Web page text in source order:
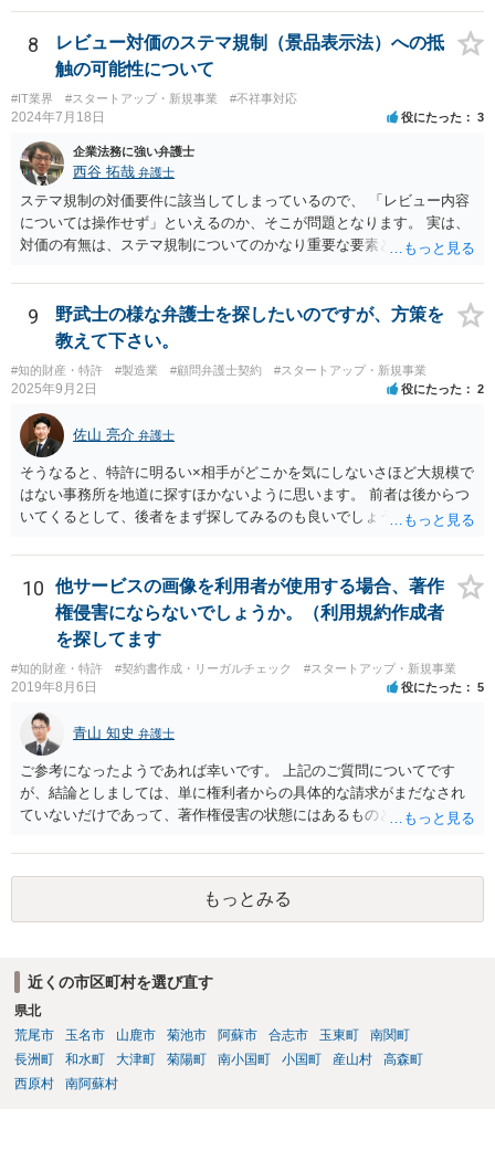
極的に課税方式を確認しなければならないという程度の注意義務は認
められにくいのではないかと思います。 もっとも、顧問契約締結当初
から本件法人設立の相談についても依頼しており委任事務に含まれて
いたと主張できる事情がある場合には、上記より幾分有利に進められ
るかと思います。 より詳細な検討は、個別に法律事務所に問い合わせ
て法律相談されるとよいでしょう。
前の商事消滅時効、不法行為消滅時効）にかかっている可能性が高い
です。 ②相手方の報告要求については、法的には従う義務はないでし
ょう。 ③すでに対応は完了しており、もし相手方から今後具体的な法
的請求ないし措置がなされれば改めて検討するという方針でもよいよ
うに思われます。
8
レビュー対価のステマ規制（景品表示法）への抵
触の可能性について
#IT業界 #スタートアップ・新規事業 #不祥事対応
2024年7月18日 役にたった 3
企業法務に強い弁護士
西谷 拓哉 弁護士
ステマ規制の対価要件に該当してしまっているので、 「レビュー内容
については操作せず」といえるのか、そこが問題となります。 実は、
対価の有無は、ステマ規制についてのかなり重要な要素となります。
とを条件に割り引くサービスを提供していたケースですが、 明示的に
高評価と指示していなくても、全件報酬を支払うことを約してレビュ
ーをさせるということになれば、結局はそれはレビュー内容について
事業者が関与していると評価され「事業者による表示（広告）」と判
断される余地は残るといえるでしょう。 あくまで、自身の嗜好に基づ
く、自主的なレビューでなければステマ規制にひっかかる可能性があ
るのです。 ※消費者庁のステマ規制の運用ガイドラインであるhttps://
www.caa.go.jp/policies/policy/representation/fair_labeling/guideline/ass
ets/representation_cms216_230328_03.pdf の５頁（イ）、２（１）参
照
9
野武士の様な弁護士を探したいのですが、方策を
教えて下さい。
#知的財産・特許 #製造業 #顧問弁護士契約 #スタートアップ・新規事業
2025年9月2日 役にたった 2
佐山 亮介 弁護士
そうなると、特許に明るい×相手がどこかを気にしないさほど大規模で
はない事務所を地道に探すほかないように思います。 前者は後からつ
いてくるとして、後者をまず探してみるのも良いでしょう。
10
他サービスの画像を利用者が使用する場合、著作
権侵害にならないでしょうか。（利用規約作成者
を探してます
#知的財産・特許 #契約書作成・リーガルチェック #スタートアップ・新規事業
2019年8月6日 役にたった 5
青山 知史 弁護士
ご参考になったようであれば幸いです。 上記のご質問についてです
が、結論としましては、単に権利者からの具体的な請求がまだなされ
ていないだけであって、著作権侵害の状態にはあるものと思慮いたし
ンテンツの投稿については、適法か否かも含め、投稿者で自己責任で
行うものとし、サイトとしては責任を持たない旨の規定がなされてい
ることがあります。 利用者も多いため、サイトとして投稿画像等のチ
ェックは行えないことから、自己責任で判断して行動するように求め
ような画像もそのまま投稿されてしまい、結果として、権利者から削
除や損害賠償等の請求がなされるまで、事実上、その投稿状態が残っ
たままになっているものと思われます。 こうした無断転載の件数は多
く、また、本人の特定にも時間や費用がかかることから、全ての無断
転載に対しては、権利者が対応できていないという実情があるものと
もっとみる
近くの市区町村を選び直す
県北
荒尾市
玉名市 山鹿市 菊池市 阿蘇市 合志市 玉東町
南関町
長洲町
和水町 大津町 菊陽町 南小国町 小国町 産山村
高森町
西原村
南阿蘇村